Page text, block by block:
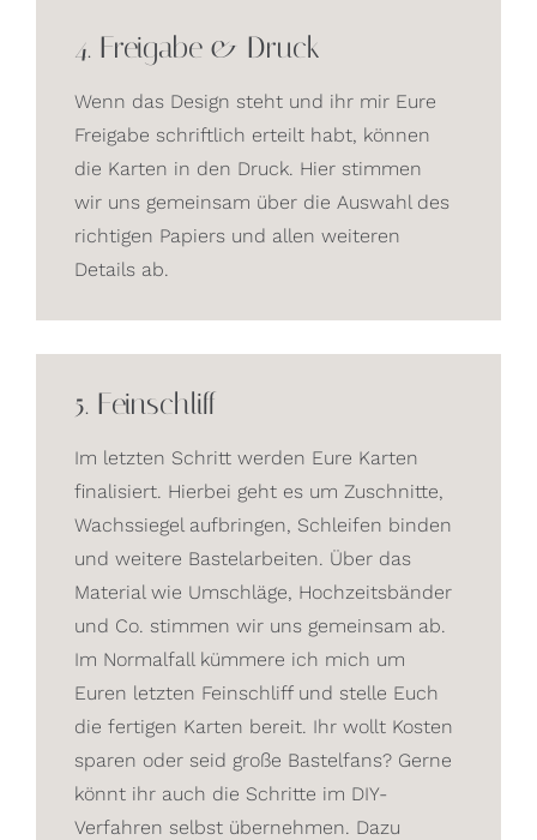
4. Freigabe & Druck
Wenn das Design steht und ihr mir Eure
Freigabe schriftlich erteilt habt, können
die Karten in den Druck. Hier stimmen
wir uns gemeinsam über die Auswahl des
richtigen Papiers und allen weiteren
Details ab.
5. Feinschliff
Im letzten Schritt werden Eure Karten
finalisiert. Hierbei geht es um Zuschnitte,
Wachssiegel aufbringen, Schleifen binden
und weitere Bastelarbeiten. Über das
Material wie Umschläge, Hochzeitsbänder
und Co. stimmen wir uns gemeinsam ab.
Im Normalfall kümmere ich mich um
Euren letzten Feinschliff und stelle Euch
die fertigen Karten bereit. Ihr wollt Kosten
sparen oder seid große Bastelfans? Gerne
könnt ihr auch die Schritte im DIY-
Verfahren selbst übernehmen. Dazu